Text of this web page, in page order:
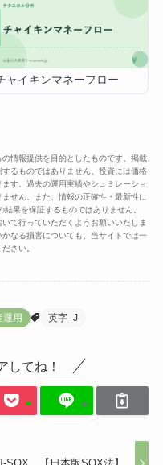
ャイキンマネーフロー
情報提供を目的としたものです。掲載
るものではありません。投資には価格
す。過去の運用実績やシュミレーショ
せん。また、情報の正確性・最新性に
果を保証するものではありません。
て行っていただくようお願いいたしま
なる損害についても、当サイトでは一
さい。
運用 英字_J
してね！